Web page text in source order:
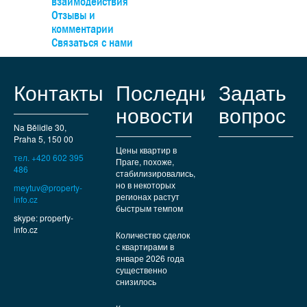
соседству. Идеальное место для жизни: рядом
школы, спортплощадки и торговые центры. До узла
можно легко доехать на автобусе, а на машине —
Отзывы и
комментарии
Связаться с нами
Контакты
Na Bělidle 30,
Praha 5, 150 00
тел. +420 602 395
486
meytuv@property-
info.cz
skype: property-
info.cz
Последние
новости
Цены квартир в
Праге, похоже,
стабилизировались,
но в некоторых
регионах растут
быстрым темпом
Количество сделок
с квартирами в
январе 2026 года
существенно
снизилось
Задать
вопрос